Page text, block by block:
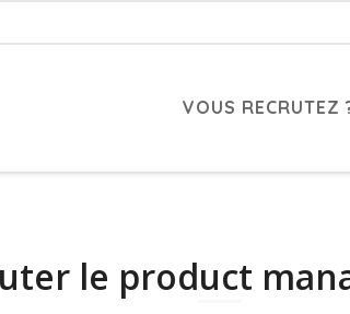
VOUS RECRUTEZ
le product